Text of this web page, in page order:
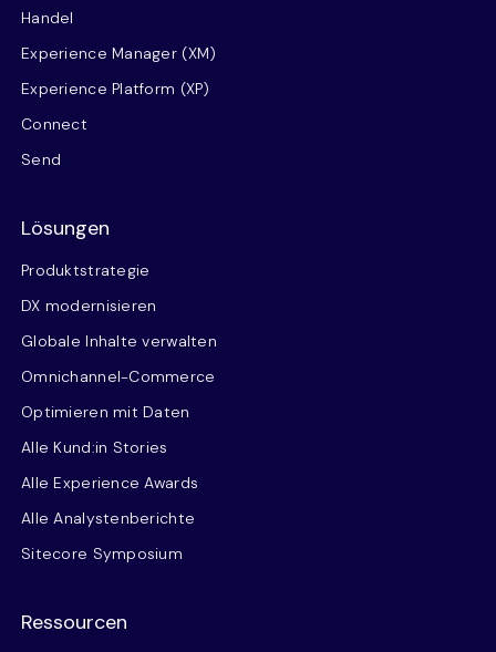
Handel
Experience Manager (XM)
Experience Platform (XP)
Connect
Send
Lösungen
Produktstrategie
DX modernisieren
Globale Inhalte verwalten
Omnichannel-Commerce
Optimieren mit Daten
Alle Kund:in Stories
Alle Experience Awards
Alle Analystenberichte
Sitecore Symposium
Ressourcen